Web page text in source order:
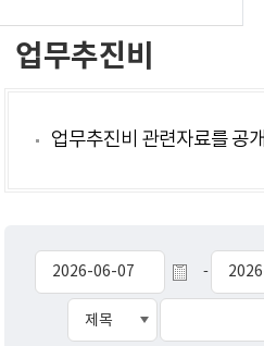
업무추진비
업무추진비 관련자료를 공
-